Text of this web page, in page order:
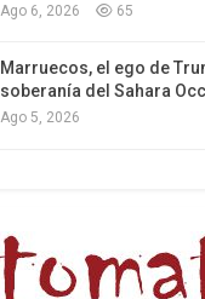
Ago 6, 2026 65
Marruecos, el ego de
soberanía del Sahara
Ago 5, 2026